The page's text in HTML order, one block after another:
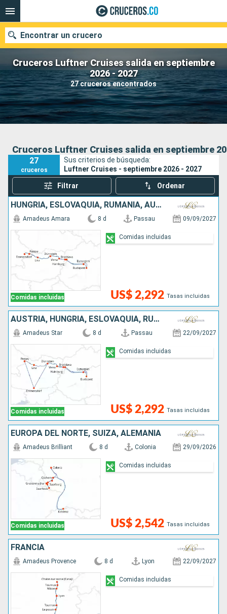
Cruceros Luftner Cruises salida en septiembre
2026 - 2027
27 cruceros encontrados
Encontrar un crucero
Fecha de salida
Buscar
Cruceros Luftner Cruises salida en septiembre
27
cruceros
Sus criterios de búsqueda:
Luftner Cruises - septiembre 2026 - 2027
Filtrar Ordenar
HUNGRÍA, ESLOVAQUIA, RUMANIA, AUSTRIA, ALEMANIA
Comidas incluidas
Amadeus Amara 8 d Passau 09/09/2027
US$ 2,292 Tasas incluidas
Comidas incluidas
AUSTRIA, HUNGRÍA, ESLOVAQUIA, RUMANIA, ALEMANIA
Comidas incluidas
Amadeus Star 8 d Passau 22/09/2027
US$ 2,292 Tasas incluidas
Comidas incluidas
EUROPA DEL NORTE, SUIZA, ALEMANIA
Comidas incluidas
Amadeus Brilliant 8 d Colonia 29/09/2026
US$ 2,542 Tasas incluidas
Comidas incluidas
FRANCIA
Amadeus Provence 8 d Lyon 22/09/2027
Comidas incluidas